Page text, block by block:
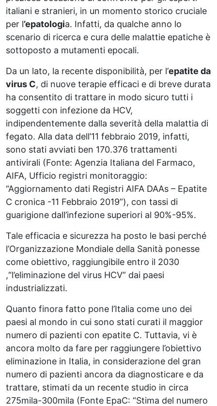
italiani e stranieri, in un momento storico cruciale
per l’epatologia. Infatti, da qualche anno lo
scenario di ricerca e cura delle malattie epatiche è
sottoposto a mutamenti epocali.
Da un lato, la recente disponibilità, per l’epatite da
virus C, di nuove terapie efficaci e di breve durata
ha consentito di trattare in modo sicuro tutti i
soggetti con infezione da HCV,
indipendentemente dalla severità della malattia di
fegato. Alla data dell’11 febbraio 2019, infatti,
sono stati avviati ben 170.376 trattamenti
antivirali (Fonte: Agenzia Italiana del Farmaco,
AIFA, Ufficio registri monitoraggio:
“Aggiornamento dati Registri AIFA DAAs – Epatite
C cronica -11 Febbraio 2019”), con tassi di
guarigione dall’infezione superiori al 90%-95%.
Tale efficacia e sicurezza ha posto le basi perché
l’Organizzazione Mondiale della Sanità ponesse
come obiettivo, raggiungibile entro il 2030
,“l’eliminazione del virus HCV” dai paesi
industrializzati.
Quanto finora fatto pone l’Italia come uno dei
paesi al mondo in cui sono stati curati il maggior
numero di pazienti con epatite C. Tuttavia, vi è
ancora molto da fare per raggiungere l’obiettivo
eliminazione in Italia, in considerazione del gran
numero di pazienti ancora da diagnosticare e da
trattare, stimati da un recente studio in circa
275mila-300mila (Fonte EpaC: “Stima del numero